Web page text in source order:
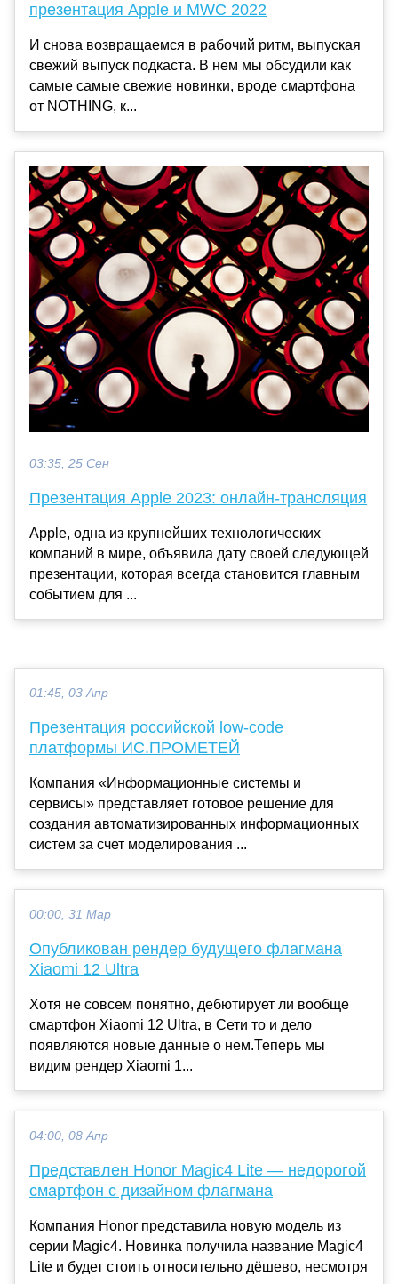
презентация Apple и MWC 2022
И снова возвращаемся в рабочий ритм, выпуская
свежий выпуск подкаста. В нем мы обсудили как
самые самые свежие новинки, вроде смартфона
от NOTHING, к...
03:35, 25 Сен
Презентация Apple 2023: онлайн-трансляция
Apple, одна из крупнейших технологических
компаний в мире, объявила дату своей следующей
презентации, которая всегда становится главным
событием для ...
01:45, 03 Апр
Презентация российской low-code
платформы ИС.ПРОМЕТЕЙ
Компания «Информационные системы и
сервисы» представляет готовое решение для
создания автоматизированных информационных
систем за счет моделирования ...
00:00, 31 Мар
Опубликован рендер будущего флагмана
Xiaomi 12 Ultra
Хотя не совсем понятно, дебютирует ли вообще
смартфон Xiaomi 12 Ultra, в Сети то и дело
появляются новые данные о нем.Теперь мы
видим рендер Xiaomi 1...
04:00, 08 Апр
Представлен Honor Magic4 Lite — недорогой
смартфон с дизайном флагмана
Компания Honor представила новую модель из
серии Magic4. Новинка получила название Magic4
Lite и будет стоить относительно дёшево, несмотря